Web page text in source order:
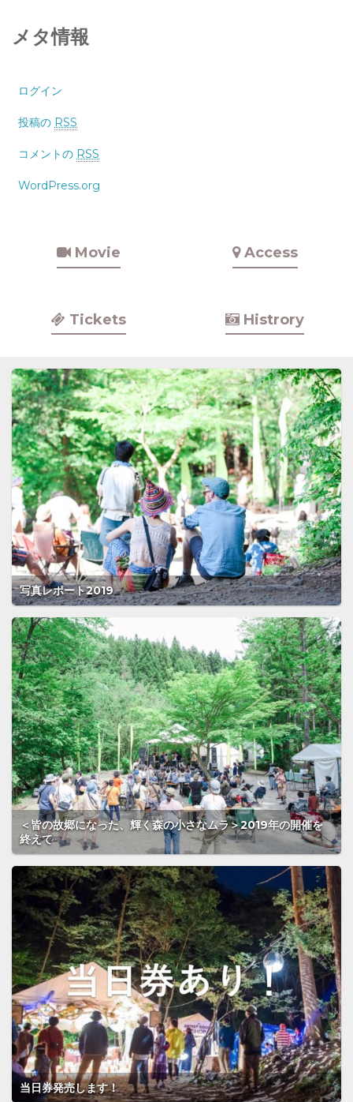
メタ情報
ログイン
投稿の RSS
コメントの RSS
WordPress.org
Movie Access
Tickets Histrory
写真レポート2019
＜皆の故郷になった、輝く森の小さなムラ＞2019年の開催を
終えて
当日券発売します！